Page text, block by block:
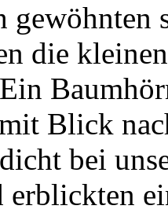
gewöhnten
die
Blick
bei
erblickten